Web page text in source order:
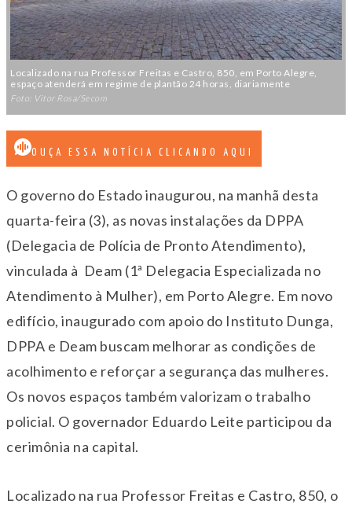
Localizado na rua Professor Freitas e Castro, 850, em Porto Alegre,
espaço atenderá em regime de plantão 24 horas, diariamente
Foto: Vitor Rosa/Secom
OUÇA ESSA NOTÍCIA CLICANDO AQUI
O governo do Estado inaugurou, na manhã desta
quarta-feira (3), as novas instalações da DPPA
(Delegacia de Polícia de Pronto Atendimento),
vinculada à Deam (1ª Delegacia Especializada no
Atendimento à Mulher), em Porto Alegre. Em novo
edifício, inaugurado com apoio do Instituto Dunga,
DPPA e Deam buscam melhorar as condições de
acolhimento e reforçar a segurança das mulheres.
Os novos espaços também valorizam o trabalho
policial. O governador Eduardo Leite participou da
cerimônia na capital.
Localizado na rua Professor Freitas e Castro, 850, o